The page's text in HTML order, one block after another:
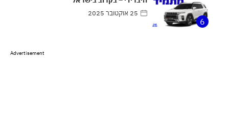
6
25 אוקטובר 2025
Advertisement